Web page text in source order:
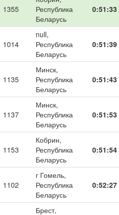
1355
Республика
Беларусь
0:51:33
1014
null,
Республика
Беларусь
0:51:39
1135
Минск,
Республика
Беларусь
0:51:43
1137
Минск,
Республика
Беларусь
0:51:53
1153
Кобрин,
Республика
Беларусь
0:51:54
1102
г Гомель,
Республика
Беларусь
0:52:27
Брест,